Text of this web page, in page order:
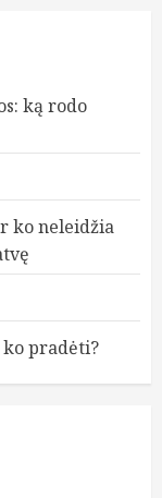
ką rodo
ko neleidžia
pradėti?